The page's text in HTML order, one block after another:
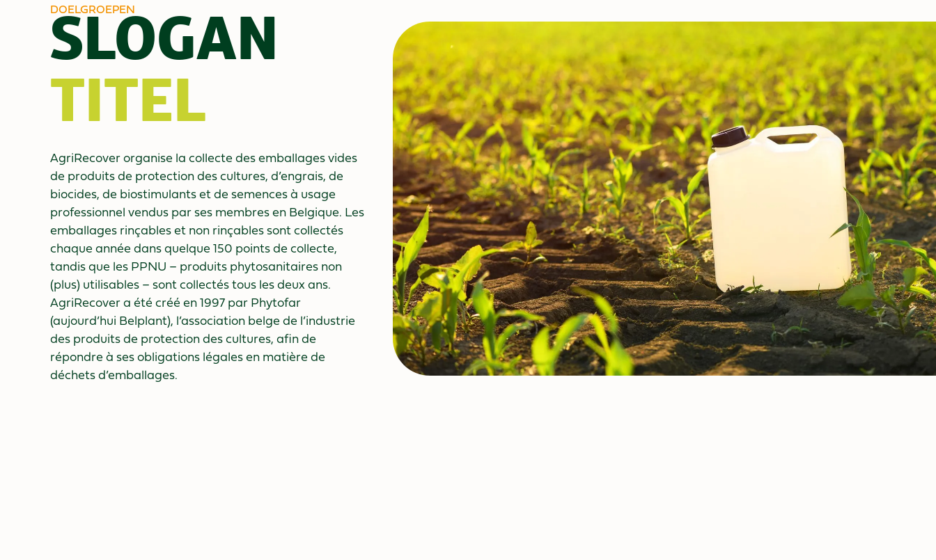
DOELGROEPEN
SLOGAN
TITEL
AgriRecover organise la collecte des emballages vides
de produits de protection des cultures, d’engrais, de
biocides, de biostimulants et de semences à usage
professionnel vendus par ses membres en Belgique. Les
emballages rinçables et non rinçables sont collectés
chaque année dans quelque 150 points de collecte,
tandis que les PPNU – produits phytosanitaires non
(plus) utilisables – sont collectés tous les deux ans.
AgriRecover a été créé en 1997 par Phytofar
(aujourd’hui Belplant), l’association belge de l’industrie
des produits de protection des cultures, afin de
répondre à ses obligations légales en matière de
déchets d’emballages.